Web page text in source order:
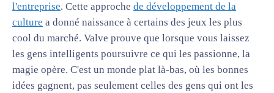
l'entreprise. Cette approche de développement de la
culture a donné naissance à certains des jeux les plus
cool du marché. Valve prouve que lorsque vous laissez
les gens intelligents poursuivre ce qui les passionne, la
magie opère. C'est un monde plat là-bas, où les bonnes
idées gagnent, pas seulement celles des gens qui ont les